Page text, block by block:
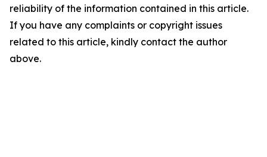
reliability of the information contained in this article.
If you have any complaints or copyright issues
related to this article, kindly contact the author
above.